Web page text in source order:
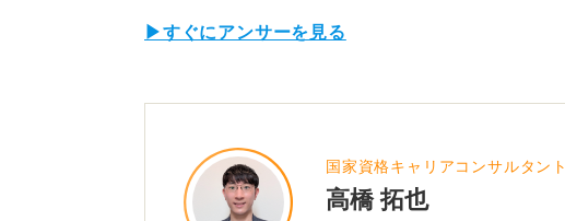
▶すぐにアンサーを見る
国家資格キャリアコンサルタント
高橋 拓也